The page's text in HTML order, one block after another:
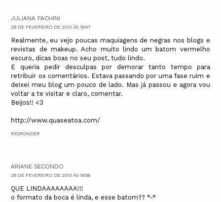
JULIANA FACHINI
28 DE FEVEREIRO DE 2013 ÀS 19:47
Realmente, eu vejo poucas maquiagens de negras nos blogs e
revistas de makeup. Acho muito lindo um batom vermelho
escuro, dicas boas no seu post, tudo lindo.
E queria pedir desculpas por demorar tanto tempo para
retribuir os comentários. Estava passando por uma fase ruim e
deixei meu blog um pouco de lado. Mas já passou e agora vou
voltar a te visitar e claro, comentar.
Beijos!! <3
http://www.quaseatoa.com/
RESPONDER
ARIANE SECONDO
28 DE FEVEREIRO DE 2013 ÀS 19:56
QUE LINDAAAAAAAA!!!
o formato da boca é linda, e esse batom?? *-*